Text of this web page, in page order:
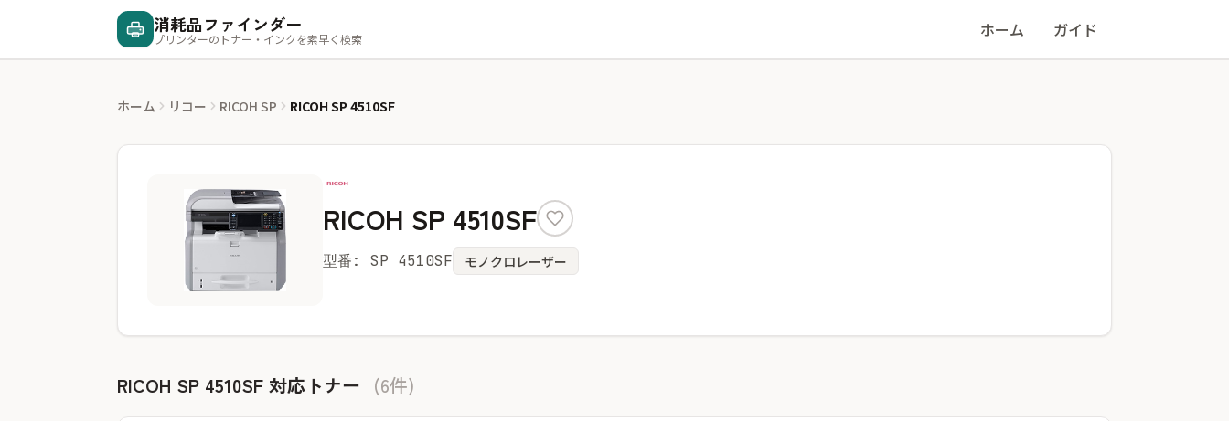
消耗品ファインダー
プリンターのトナー・インクを素早く検索 ホーム ガイド
ホーム リコー RICOH SP RICOH SP 4510SF
RICOH SP 4510SF
型番: SP 4510SF モノクロレーザー
RICOH SP 4510SF 対応トナー (6件)